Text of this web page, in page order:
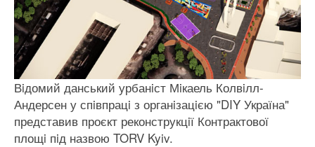
Вiдомий данський урбанiст Мiкаель Колвiлл-
Андерсен у спiвпрацi з органiзацiєю "DIY Україна"
представив проєкт реконструкцiї Контрактової
площi пiд назвою TORV Kyiv.